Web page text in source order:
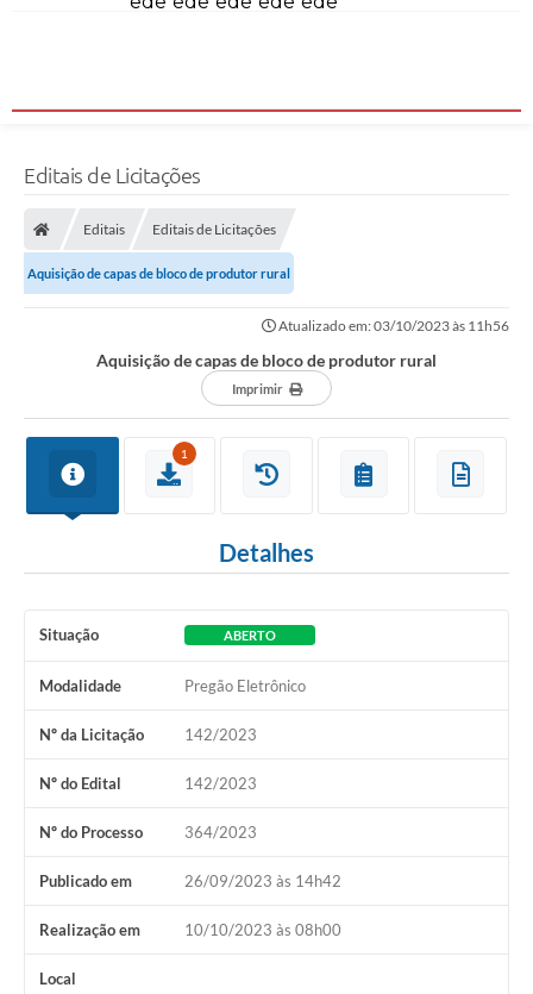
Editais de Licitações
Editais Editais de Licitações
Aquisição de capas de bloco de produtor rural
Atualizado em: 03/10/2023 às 11h56
Aquisição de capas de bloco de produtor rural
Imprimir
1
Detalhes
Situação ABERTO
Modalidade Pregão Eletrônico
Nº da Licitação 142/2023
Nº do Edital 142/2023
Nº do Processo 364/2023
Publicado em 26/09/2023 às 14h42
Realização em 10/10/2023 às 08h00
Local